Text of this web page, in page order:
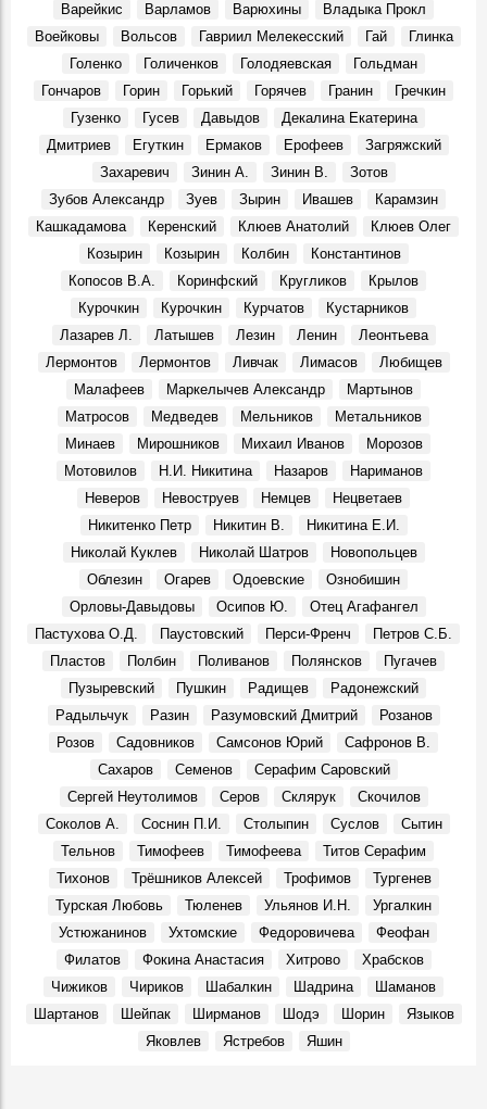
16 декабря 1989 г. Из справки Управления КГБ для
обкома КПСС:
Юрий Петрович Власов, народный депутат СССР,
Олимпийский чемпион, писатель:
Воспоминания, 14 Ноября 1989
Смерть А.Д. Сахарова
События, 14 Декабря 1989
Эдуард Александрович Цейдлер, в 1978-2002 гг. директор
фабрики им. Горького (а/о «Элегант»):
Воспоминания, 4 Декабря 1989
Алексей Гордеевич Рыжевский, в 1987-1991 гг.
генеральный директор УЦМ:
Воспоминания, 4 Декабря 1989
События, 4 Декабря 1989
3 декабря 1989 г.
События, 3 Декабря 1989
Выборы ректора политеха
События, 2 Декабря 1989
Делегация КПСС прибыла в Гвинею-Бисау
События, 2 Декабря 1989
Варейкис
Варламов Варюхины
Владыка Прокл
Воейковы
Вольсов Гавриил Мелекесский Гай
Глинка
Голенко
Голиченков Голодяевская
Гольдман
Гончаров
Горин Горький Горячев Гранин
Гречкин
Гузенко
Гусев Давыдов
Декалина Екатерина
Дмитриев
Егуткин Ермаков Ерофеев
Загряжский
Захаревич
Зинин А. Зинин В.
Зотов
Зубов Александр
Зуев Зырин Ивашев
Карамзин
Кашкадамова
Керенский Клюев Анатолий
Клюев Олег
Козырин
Козырин Колбин
Константинов
Копосов В.А.
Коринфский Кругликов
Крылов
Курочкин
Курочкин Курчатов
Кустарников
Лазарев Л.
Латышев Лезин Ленин
Леонтьева
Лермонтов
Лермонтов Ливчак Лимасов
Любищев
Малафеев
Маркелычев Александр
Мартынов
Матросов
Медведев Мельников
Метальников
Минаев
Мирошников Михаил Иванов
Морозов
Мотовилов
Н.И. Никитина Назаров
Нариманов
Неверов
Невоструев Немцев
Нецветаев
Никитенко Петр
Никитин В.
Никитина Е.И.
Николай Куклев
Николай Шатров
Новопольцев
Облезин
Огарев Одоевские
Ознобишин
Орловы-Давыдовы
Осипов Ю.
Отец Агафангел
Пастухова О.Д.
Паустовский Перси-Френч
Петров С.Б.
Пластов
Полбин Поливанов Полянсков
Пугачев
Пузыревский
Пушкин Радищев
Радонежский
Радыльчук
Разин Разумовский Дмитрий
Розанов
Розов
Садовников Самсонов Юрий
Сафронов В.
Сахаров
Семенов
Серафим Саровский
Сергей Неутолимов
Серов Склярук
Скочилов
Соколов А.
Соснин П.И. Столыпин Суслов
Сытин
Тельнов
Тимофеев Тимофеева
Титов Серафим
Тихонов
Трёшников Алексей Трофимов
Тургенев
Турская Любовь
Тюленев Ульянов И.Н.
Ургалкин
Устюжанинов
Ухтомские Федоровичева
Феофан
Филатов
Фокина Анастасия Хитрово
Храбсков
Чижиков
Чириков Шабалкин Шадрина
Шаманов
Шартанов
Шейпак Ширманов Шодэ Шорин
Языков
Яковлев
Ястребов Яшин